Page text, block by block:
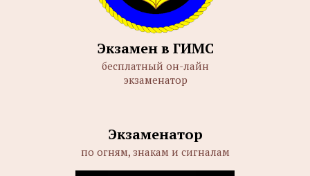
Экзамен в ГИМС
бесплатный он-лайн
экзаменатор
Экзаменатор
по огням, знакам и сигналам